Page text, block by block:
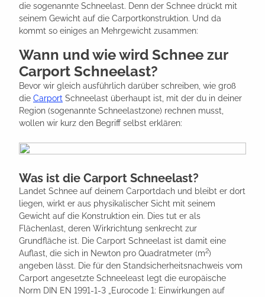
die sogenannte Schneelast. Denn der Schnee drückt mit
seinem Gewicht auf die Carportkonstruktion. Und da
kommt so einiges an Mehrgewicht zusammen:
Wann und wie wird Schnee zur
Carport Schneelast?
Bevor wir gleich ausführlich darüber schreiben, wie groß
die Carport Schneelast überhaupt ist, mit der du in deiner
Region (sogenannte Schneelastzone) rechnen musst,
wollen wir kurz den Begriff selbst erklären:
Was ist die Carport Schneelast?
Landet Schnee auf deinem Carportdach und bleibt er dort
liegen, wirkt er aus physikalischer Sicht mit seinem
Gewicht auf die Konstruktion ein. Dies tut er als
Flächenlast, deren Wirkrichtung senkrecht zur
Grundfläche ist. Die Carport Schneelast ist damit eine
Auflast, die sich in Newton pro Quadratmeter (m2)
angeben lässt. Die für den Standsicherheitsnachweis vom
Carport angesetzte Schneeleast legt die europäische
Norm DIN EN 1991-1-3 „Eurocode 1: Einwirkungen auf